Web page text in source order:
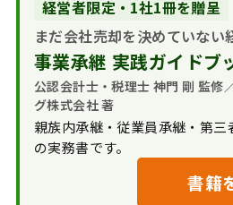
ケジュール
第三者対抗要件
譲渡制限特
認
（重畳的債務引
個人保証・
関借入の扱い
か
個別資産・事
けを切り出して
詐害行為・債
れと見られない
事業譲渡の債権承継
事業譲渡の債権承継を
めの要点
経営者限定・1社1冊を贈呈
まだ会社売却を決めていない
事業承継 実践ガイドブ
公認会計士・税理士 神門 剛 監修
グ株式会社 著
親族内承継・従業員承継・第
の実務書です。
書籍